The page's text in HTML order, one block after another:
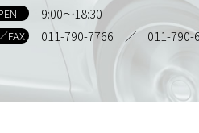
9:00～18:30
FAX 011-790-7766 ／ 011-790-